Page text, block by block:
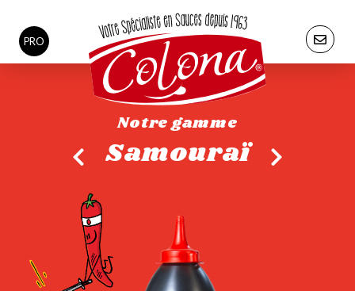
PRO
Notre gamme
Samouraï